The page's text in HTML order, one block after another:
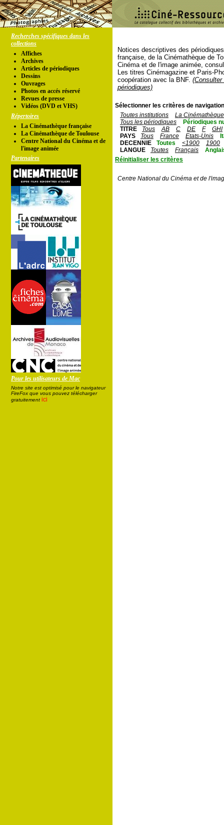
Recherches spécifiques dans les
collections
Affiches
Archives
Articles de périodiques
Dessins
Ouvrages
Photos en accés réservé
Revues de presse
Vidéos (DVD et VHS)
Répertoires
La Cinémathèque française
La Cinémathèque de Toulouse
Centre National du Cinéma et de
l'image animée
Partenaires
Pour les utilisateurs de Mac
Notre site est optimisé pour le navigateur
FireFox que vous pouvez télécharger
gratuitement ici
Notices descriptives des
française, de la Cinémathèque de
Cinéma et de l'image animée,
Les titres Cinémagazine et Paris-
coopération avec la BNF.
périodiques)
Sélectionner les critères de
Toutes institutions
La
Tous les périodiques
Périodiques
TITRE
Tous AB C DE F
GHI
PAYS
Tous France Etats-Unis
DECENNIE
Toutes <1900
1900
LANGUE
Toutes Français
Réinitialiser les critères
Centre National du Cinéma et de